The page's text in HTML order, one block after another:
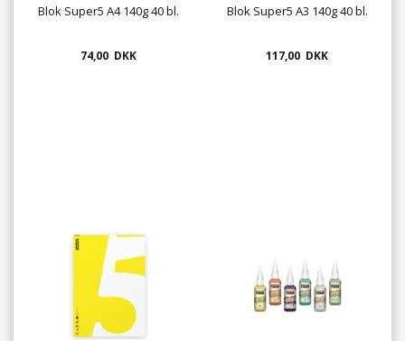
Blok Super5 A4 140g 40 bl.
74,00 DKK
Blok Super5 A3 140g 40 bl.
117,00 DKK